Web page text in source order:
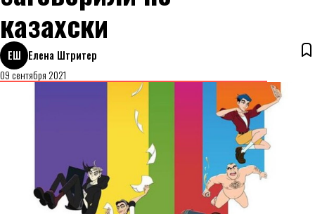
казахски
ЕШ Елена Штритер
09 сентября 2021